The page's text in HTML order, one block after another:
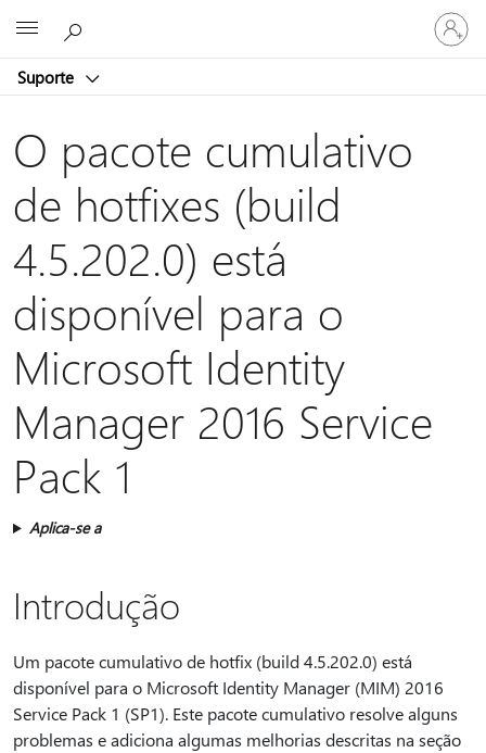
Suporte
Entre
em
sua
O pacote cumulativo
de hotfixes (build
4.5.202.0) está
disponível para o
Microsoft Identity
Manager 2016 Service
Pack 1
Aplica-se a
Introdução
Um pacote cumulativo de hotfix (build 4.5.202.0) está
disponível para o Microsoft Identity Manager (MIM) 2016
Service Pack 1 (SP1). Este pacote cumulativo resolve alguns
problemas e adiciona algumas melhorias descritas na seção